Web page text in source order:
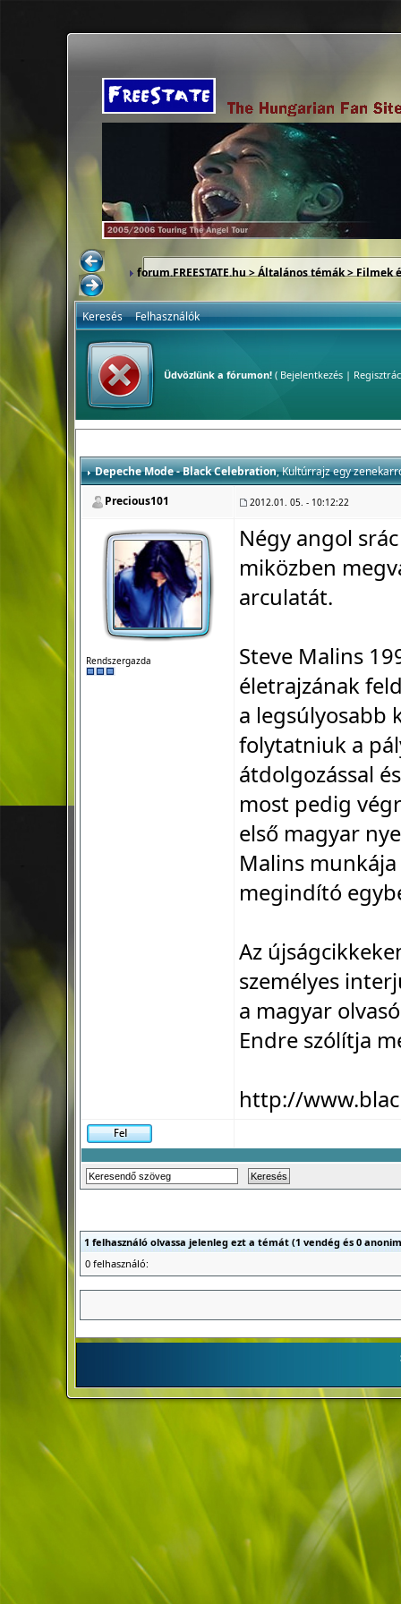
forum.FREESTATE.hu>Általános témák>Filmek
Keresés Felhasználók
Üdvözlünk a fórumon!( Bejelentkezés|
Depeche Mode - Black Celebration, Kultúrrajz egy
Precious101
2012.01. 05. - 10:12:22
Rendszergazda
Négy angol
miközben
arculatát.
Steve Malins
életrajzának
a legsúlyosabb
folytatniuk a
átdolgozással
most pedig
első magyar
Malins
megindító
Az
személyes
a magyar
Endre szólítja
http://
1 felhasználó olvassa jelenleg ezt a témát (1 vendég és 0
0 felhasználó: